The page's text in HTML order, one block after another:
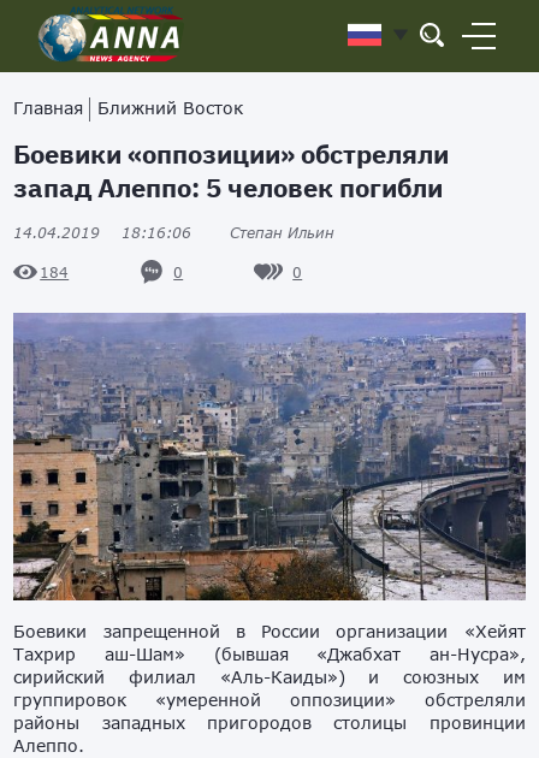
Главная Ближний Восток
Боевики «оппозиции» обстреляли
запад Алеппо: 5 человек погибли
14.04.2019 18:16:06 Степан Ильин
184 0 0
Боевики запрещенной в России организации «Хейят
Тахрир аш-Шам» (бывшая «Джабхат ан-Нусра»,
сирийский филиал «Аль-Каиды») и союзных им
группировок «умеренной оппозиции» обстреляли
районы западных пригородов столицы провинции
Алеппо.